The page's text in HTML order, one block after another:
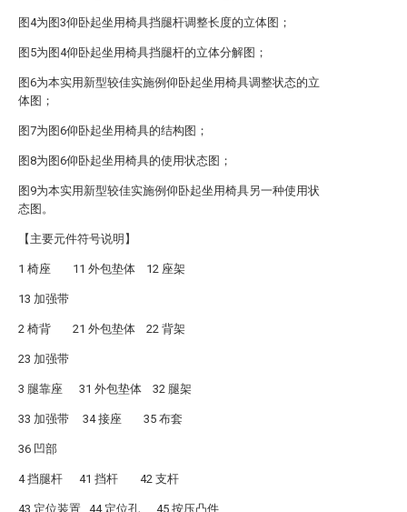
图4为图3仰卧起坐用椅具挡腿杆调整长度的立体图；
图5为图4仰卧起坐用椅具挡腿杆的立体分解图；
图6为本实用新型较佳实施例仰卧起坐用椅具调整状态的立
体图；
图7为图6仰卧起坐用椅具的结构图；
图8为图6仰卧起坐用椅具的使用状态图；
图9为本实用新型较佳实施例仰卧起坐用椅具另一种使用状
态图。
【主要元件符号说明】
1 椅座 11 外包垫体 12 座架
13 加强带
2 椅背 21 外包垫体 22 背架
23 加强带
3 腿靠座 31 外包垫体 32 腿架
33 加强带 34 接座 35 布套
36 凹部
4 挡腿杆 41 挡杆 42 支杆
43 定位装置 44 定位孔 45 按压凸件